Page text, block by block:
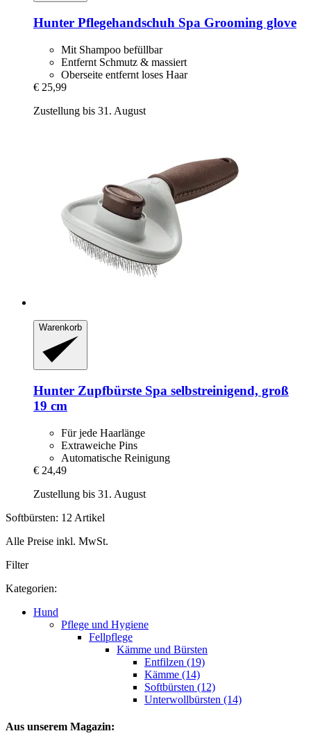
Hunter Pflegehandschuh Spa Grooming glove
Mit Shampoo befüllbar
Entfernt Schmutz & massiert
Oberseite entfernt loses Haar
€ 25,99
Zustellung bis 31. August
Warenkorb
Hunter Zupfbürste Spa selbstreinigend, groß
19 cm
Für jede Haarlänge
Extraweiche Pins
Automatische Reinigung
€ 24,49
Zustellung bis 31. August
Softbürsten: 12 Artikel
Alle Preise inkl. MwSt.
Filter
Kategorien:
Hund
Pflege und Hygiene
Fellpflege
Kämme und Bürsten
Entfilzen (19)
Kämme (14)
Softbürsten (12)
Unterwollbürsten (14)
Aus unserem Magazin: